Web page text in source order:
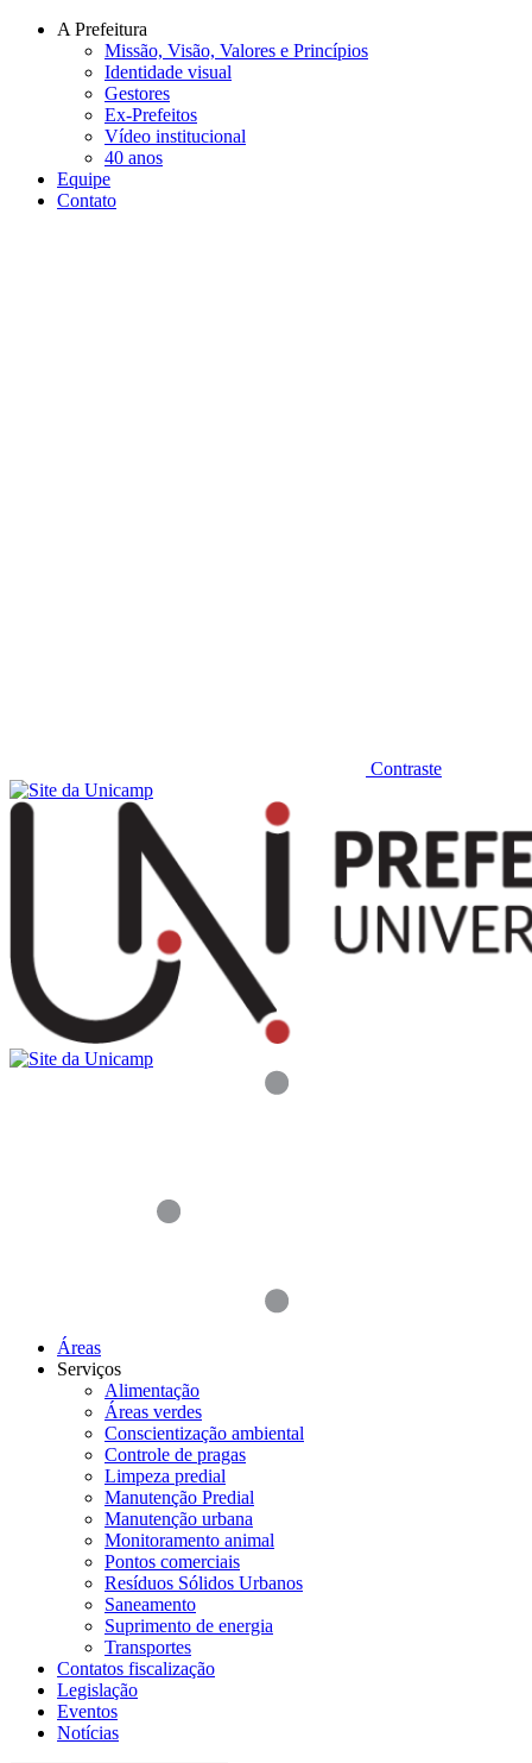
Conteúdo principal
A Prefeitura
Missão, Visão, Valores e Princípios
Identidade visual
Gestores
Ex-Prefeitos
Vídeo institucional
40 anos
Equipe
Contato
Contraste
Áreas
Serviços
Alimentação
Áreas verdes
Conscientização ambiental
Controle de pragas
Limpeza predial
Manutenção Predial
Manutenção urbana
Monitoramento animal
Pontos comerciais
Resíduos Sólidos Urbanos
Saneamento
Suprimento de energia
Transportes
Contatos fiscalização
Legislação
Eventos
Notícias